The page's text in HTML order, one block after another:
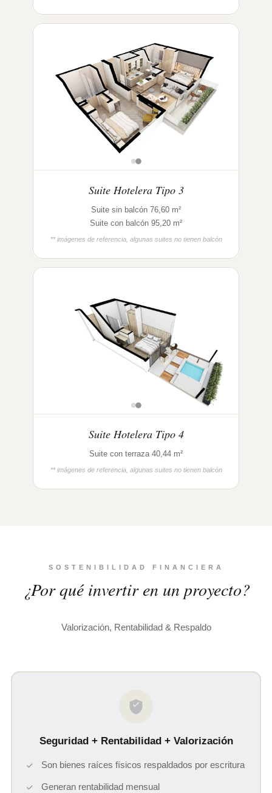
Suite Hotelera Tipo 3
Suite sin balcón 76,60 m²
Suite con balcón 95,20 m²
** imágenes de referencia, algunas suites no tienen balcón
Suite Hotelera Tipo 4
Suite con terraza 40,44 m²
** imágenes de referencia, algunas suites no tienen balcón
SOSTENIBILIDAD FINANCIERA
¿Por qué invertir en un proyecto?
Valorización, Rentabilidad & Respaldo
Seguridad + Rentabilidad + Valorización
Son bienes raíces físicos respaldados por escritura
Generan rentabilidad mensual